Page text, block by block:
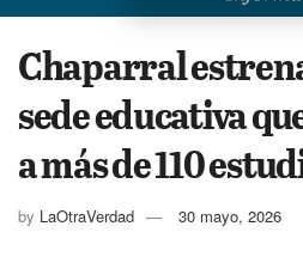
Chaparral
sede educativa
a más de 110
by LaOtraVerdad 30 mayo, 2026